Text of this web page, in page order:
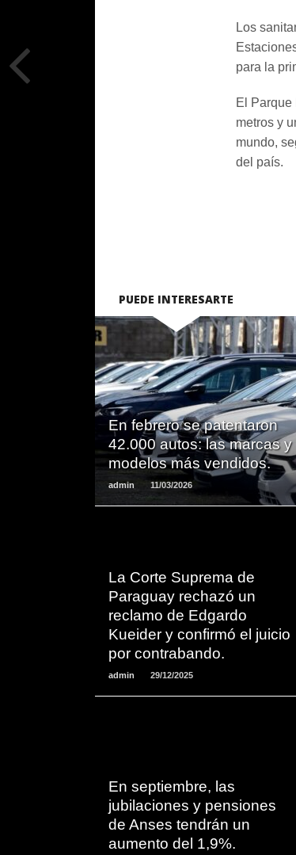
Los
para la
El
metros y
mundo,
del país.
PUEDE INTERESARTE
En febrero se patentaron
42.000 autos: las marcas y
modelos más vendidos.
admin 11/03/2026
LEER
MAS
La Corte Suprema de
Paraguay rechazó un
reclamo de Edgardo
Kueider y confirmó el juicio
por contrabando.
admin 29/12/2025
LEER
MAS
En septiembre, las
jubilaciones y pensiones
de Anses tendrán un
aumento del 1,9%.
MAS